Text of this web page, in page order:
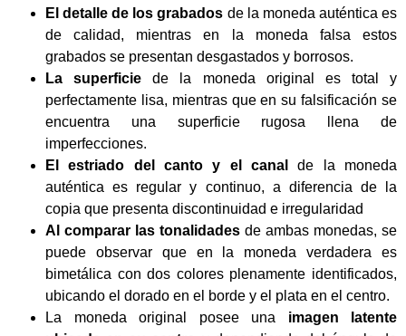
El detalle de los grabados de la moneda auténtica es
de calidad, mientras en la moneda falsa estos
grabados se presentan desgastados y borrosos.
La superficie de la moneda original es total y
perfectamente lisa, mientras que en su falsificación se
encuentra una superficie rugosa llena de
imperfecciones.
El estriado del canto y el canal
de la moneda
auténtica es regular y continuo, a diferencia de la
copia que presenta discontinuidad e irregularidad
Al comparar las tonalidades de ambas monedas, se
puede observar que en la moneda verdadera es
bimetálica con dos colores plenamente identificados,
ubicando el dorado en el borde y el plata en el centro.
La moneda original posee una imagen latente